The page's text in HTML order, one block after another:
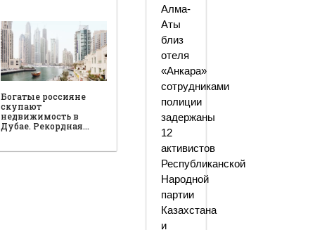
Богатые россияне
скупают
недвижимость в
Дубае. Рекордная…
Алма-
Аты
близ
отеля
«Анкара»
сотрудниками
полиции
задержаны
12
активистов
Республиканской
Народной
партии
Казахстана
и